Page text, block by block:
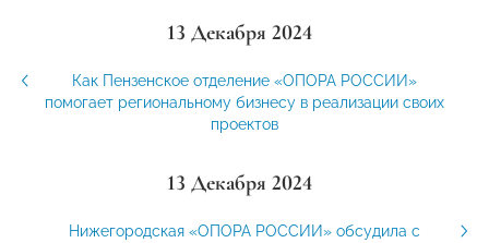
13 Декабря 2024
Как Пензенское отделение «ОПОРА РОССИИ»
помогает региональному бизнесу в реализации своих
проектов
13 Декабря 2024
Нижегородская «ОПОРА РОССИИ» обсудила с